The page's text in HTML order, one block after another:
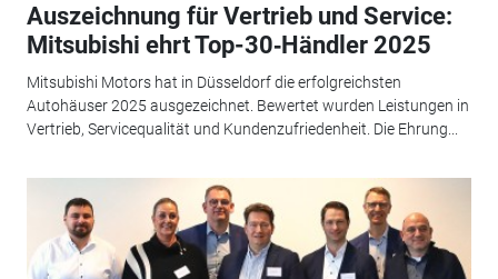
Auszeichnung für Vertrieb und Service:
Mitsubishi ehrt Top-30‑Händler 2025
Mitsubishi Motors hat in Düsseldorf die erfolgreichsten
Autohäuser 2025 ausgezeichnet. Bewertet wurden Leistungen in
Vertrieb, Servicequalität und Kundenzufriedenheit. Die Ehrung...